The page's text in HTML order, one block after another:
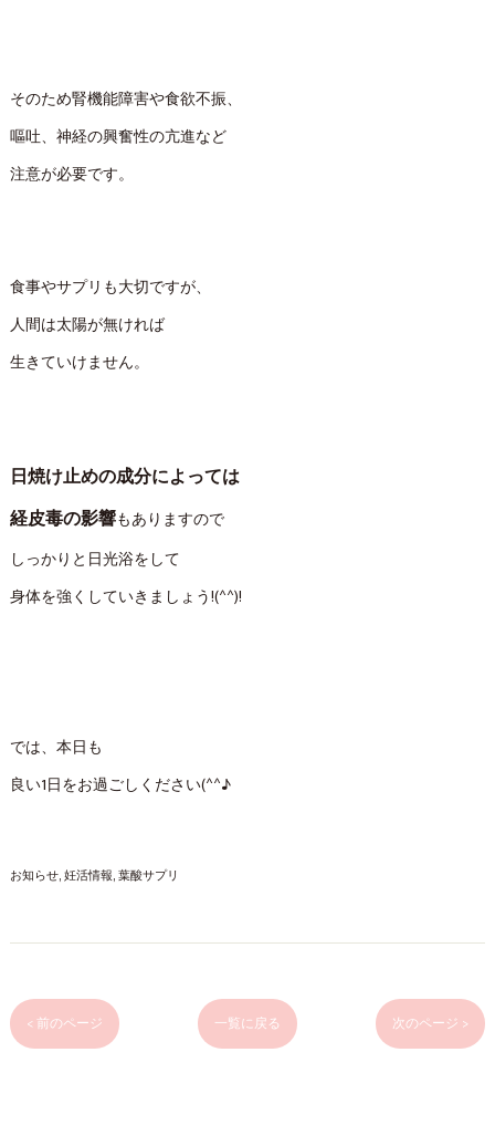
そのため腎機能障害や食欲不振、
嘔吐、神経の興奮性の亢進など
注意が必要です。
食事やサプリも大切ですが、
人間は太陽が無ければ
生きていけません。
日焼け止めの成分によっては
経皮毒の影響もありますので
しっかりと日光浴をして
身体を強くしていきましょう!(^^)!
では、本日も
良い1日をお過ごしください(^^♪
お知らせ 妊活情報 葉酸サプリ
< 前のページ 一覧に戻る 次のページ >